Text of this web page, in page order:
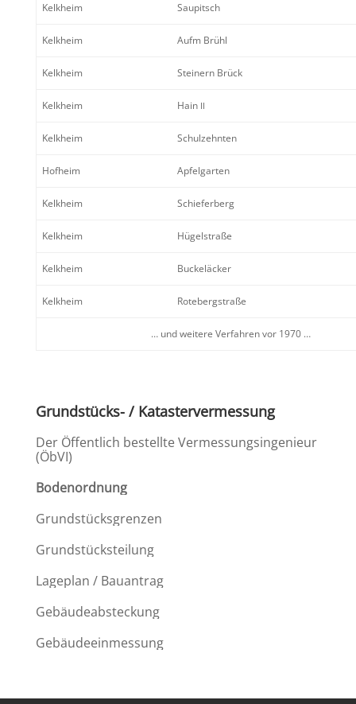
Kelkheim Saupitsch
Kelkheim Aufm Brühl
Kelkheim Steinern Brück
Kelkheim Hain II
Kelkheim Schul­zehnten
Hofheim Apfel­garten
Kelkheim Schie­fer­berg
Kelkheim Hügel­straße
Kelkheim Buckelä­cker
Kelkheim Roteberg­straße
… und weitere Verfahren vor 1970 …
Grund­stücks- / Katastervermessung
Der Öffent­lich bestellte Vermes­sungs­in­ge­nieur
(ÖbVI)
Boden­ord­nung
Grund­stücks­grenzen
Grund­stücks­tei­lung
Lageplan / Bauantrag
Gebäu­de­ab­ste­ckung
Gebäu­de­ein­mes­sung